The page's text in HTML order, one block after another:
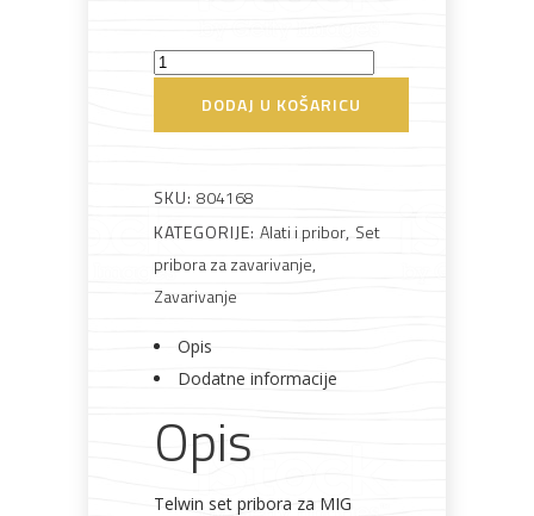
Metalna Elektromaterijal
Vijčana
Set
MIG
MT15
Telwin
količina
DODAJ U KOŠARICU
SKU: 804168
KATEGORIJE: Alati i pribor, Set
pribora za zavarivanje,
Zavarivanje
Opis
Dodatne informacije
Opis
Telwin set pribora za MIG